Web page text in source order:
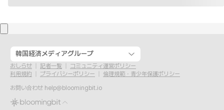
韓国経済メディアグループ
おしらせ 記者一覧
コミュニティ運営ポリシー
利用規約
プライバシーポリシー
倫理規範・青少年保護ポリシー
お問い合わせ help@bloomingbit.io